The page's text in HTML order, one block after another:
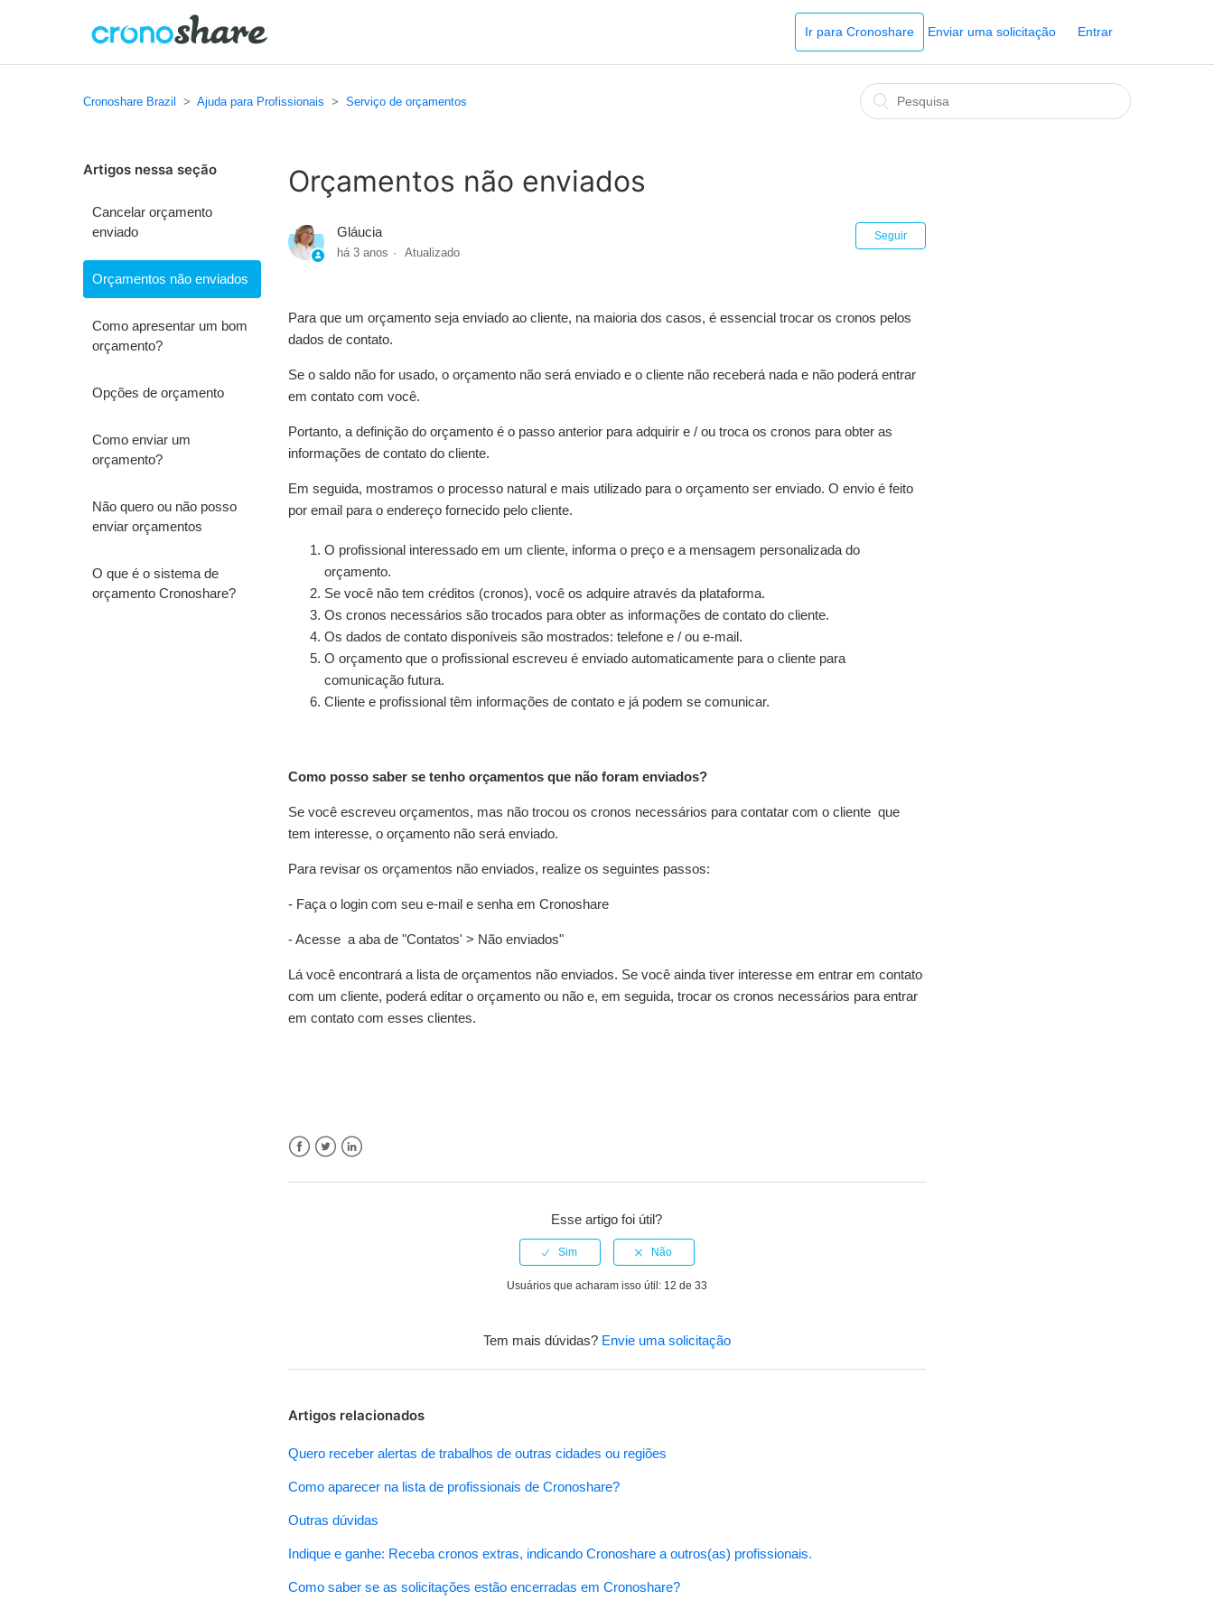
Ir para Cronoshare Enviar uma solicitação Entrar
Cronoshare Brazil Ajuda para Profissionais Serviço de orçamentos
Artigos nessa seção
Cancelar orçamento
enviado
Orçamentos não enviados
Como apresentar um bom
orçamento?
Opções de orçamento
Como enviar um
orçamento?
Não quero ou não posso
enviar orçamentos
O que é o sistema de
orçamento Cronoshare?
Orçamentos não enviados
Gláucia
há 3 anos Atualizado
Seguir
Para que um orçamento seja enviado ao cliente, na maioria dos casos, é essencial trocar os cronos pelos
dados de contato.
Se o saldo não for usado, o orçamento não será enviado e o cliente não receberá nada e não poderá entrar
em contato com você.
Portanto, a definição do orçamento é o passo anterior para adquirir e / ou troca os cronos para obter as
informações de contato do cliente.
Em seguida, mostramos o processo natural e mais utilizado para o orçamento ser enviado. O envio é feito
por email para o endereço fornecido pelo cliente.
O profissional interessado em um cliente, informa o preço e a mensagem personalizada do
orçamento.
Se você não tem créditos (cronos), você os adquire através da plataforma.
Os cronos necessários são trocados para obter as informações de contato do cliente.
Os dados de contato disponíveis são mostrados: telefone e / ou e-mail.
O orçamento que o profissional escreveu é enviado automaticamente para o cliente para
comunicação futura.
Cliente e profissional têm informações de contato e já podem se comunicar.
Como posso saber se tenho orçamentos que não foram enviados?
Se você escreveu orçamentos, mas não trocou os cronos necessários para contatar com o cliente que
tem interesse, o orçamento não será enviado.
Para revisar os orçamentos não enviados, realize os seguintes passos:
- Faça o login com seu e-mail e senha em Cronoshare
- Acesse a aba de "Contatos' > Não enviados"
Lá você encontrará a lista de orçamentos não enviados. Se você ainda tiver interesse em entrar em contato
com um cliente, poderá editar o orçamento ou não e, em seguida, trocar os cronos necessários para entrar
em contato com esses clientes.
Esse artigo foi útil?
Usuários que acharam isso útil: 12 de 33
Tem mais dúvidas? Envie uma solicitação
Artigos relacionados
Quero receber alertas de trabalhos de outras cidades ou regiões
Como aparecer na lista de profissionais de Cronoshare?
Outras dúvidas
Indique e ganhe: Receba cronos extras, indicando Cronoshare a outros(as) profissionais.
Como saber se as solicitações estão encerradas em Cronoshare?